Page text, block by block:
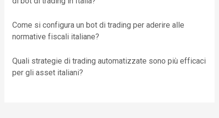
Come si configura un bot di trading per aderire alle
normative fiscali italiane?
Quali strategie di trading automatizzate sono più efficaci
per gli asset italiani?